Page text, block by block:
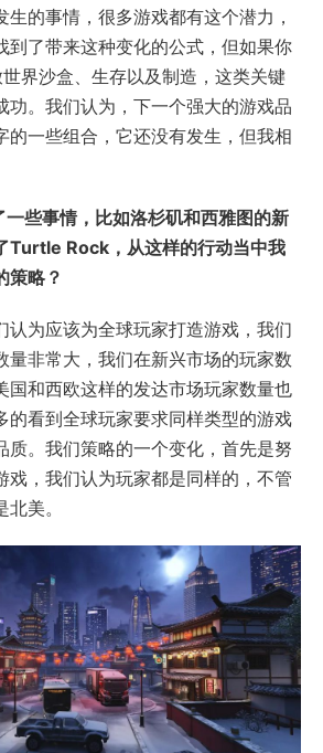
的事情，很多游戏都有这个潜力，
到了带来这种变化的公式，但如果你
界沙盒、生存以及制造，这类关键
功。我们认为，下一个强大的游戏品
的一些组合，它还没有发生，但我相
些事情，比如洛杉矶和西雅图的新
Turtle Rock，从这样的行动当中我
策略？
认为应该为全球玩家打造游戏，我们
量非常大，我们在新兴市场的玩家数
国和西欧这样的发达市场玩家数量也
的看到全球玩家要求同样类型的游戏
质。我们策略的一个变化，首先是努
戏，我们认为玩家都是同样的，不管
美。